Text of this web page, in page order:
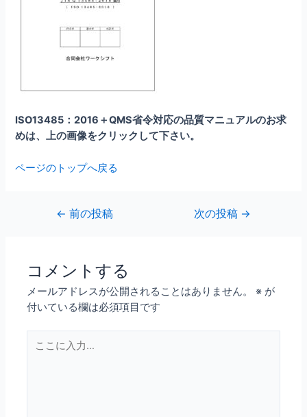
ISO13485：2016＋QMS省令対応の品質マニュアルのお求
めは、上の画像をクリックして下さい。
ページのトップへ戻る
ゲ
ー
シ
← 前の投稿 次の投稿 →
コメントする
メールアドレスが公開されることはありません。 ※ が
付いている欄は必須項目です
こ